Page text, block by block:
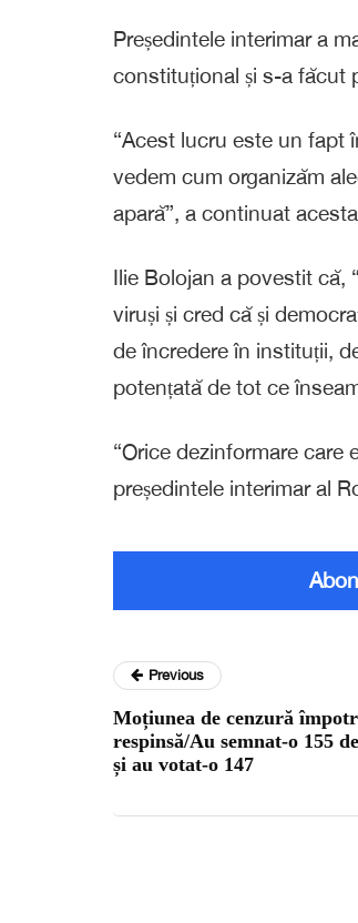
Președintele interimar a
constituțional și s-a făcut
“Acest lucru este un fapt
vedem cum organizăm
apară”, a continuat
Ilie Bolojan a povestit că,
viruși și cred că și
de încredere în instituții,
potențată de tot ce
“Orice dezinformare care
președintele interimar al
Previous
Moțiunea de cenzură
respinsă/Au semnat-o 155
și au votat-o 147